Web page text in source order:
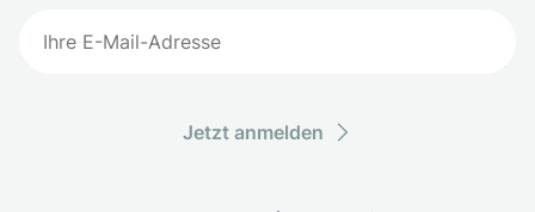
Jetzt anmelden